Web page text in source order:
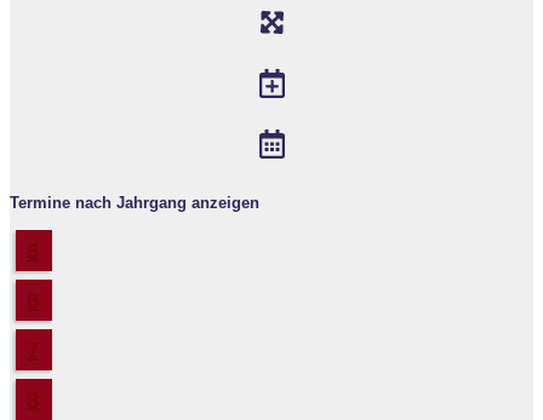
Termine nach Jahrgang anzeigen
5
6
7
8